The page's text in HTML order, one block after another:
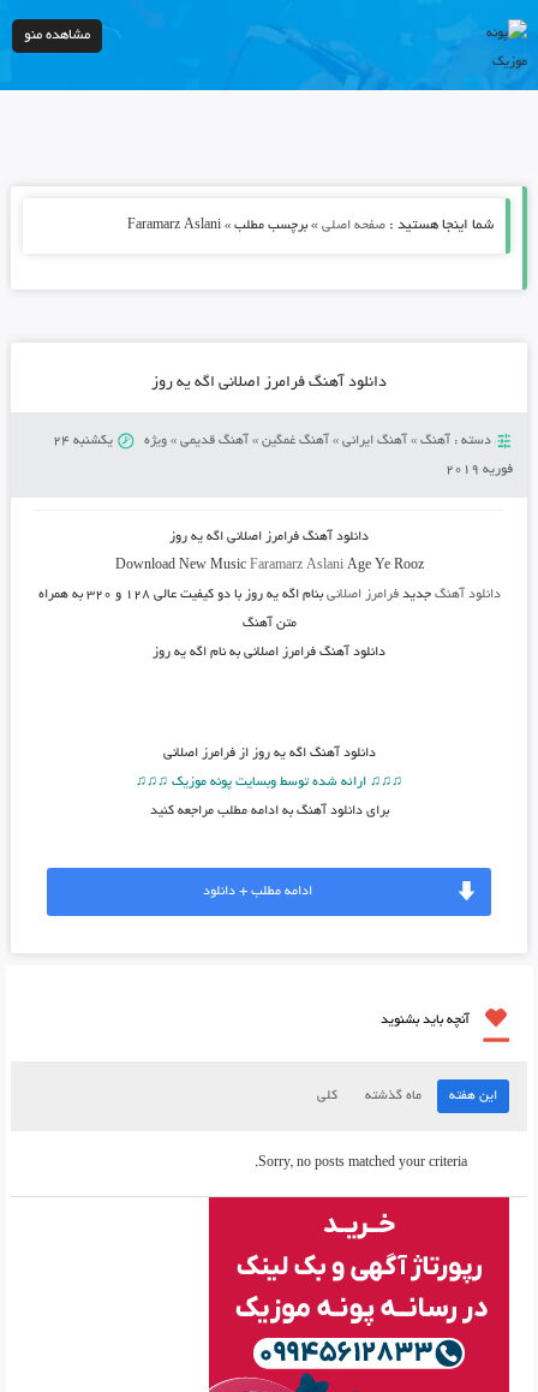
مشاهده منو
شما اینجا هستید : صفحه اصلی» برچسب مطلب » Faramarz Aslani
دانلود آهنگ فرامرز اصلانی اگه یه روز
دسته : آهنگ» آهنگ ایرانی» آهنگ غمگین» آهنگ قدیمی» ویژه
یکشنبه 24
فوریه 2019
دانلود آهنگ فرامرز اصلانی اگه یه روز
Download New Music Faramarz AslaniAge Ye Rooz
دانلود آهنگ جدیدفرامرز اصلانی بنام اگه یه روز
با دو کیفیت عالی ۱۲۸ و ۳۲۰ به همراه
متن آهنگ
دانلود آهنگ فرامرز اصلانی به نام اگه یه روز
دانلود آهنگ اگه یه روز از فرامرز اصلانی
♫♫♫ ارائه شده توسط وبسایت پونه موزیک ♫♫♫
برای دانلود آهنگ به ادامه مطلب مراجعه کنید
ادامه مطلب + دانلود
آنچه باید بشنوید
این هفته ماه گذشته کلی
Sorry, no posts matched your criteria.